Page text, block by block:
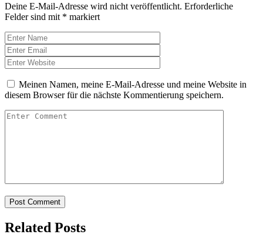
Deine E-Mail-Adresse wird nicht veröffentlicht. Erforderliche
Felder sind mit * markiert
Meinen Namen, meine E-Mail-Adresse und meine Website in
diesem Browser für die nächste Kommentierung speichern.
Related Posts